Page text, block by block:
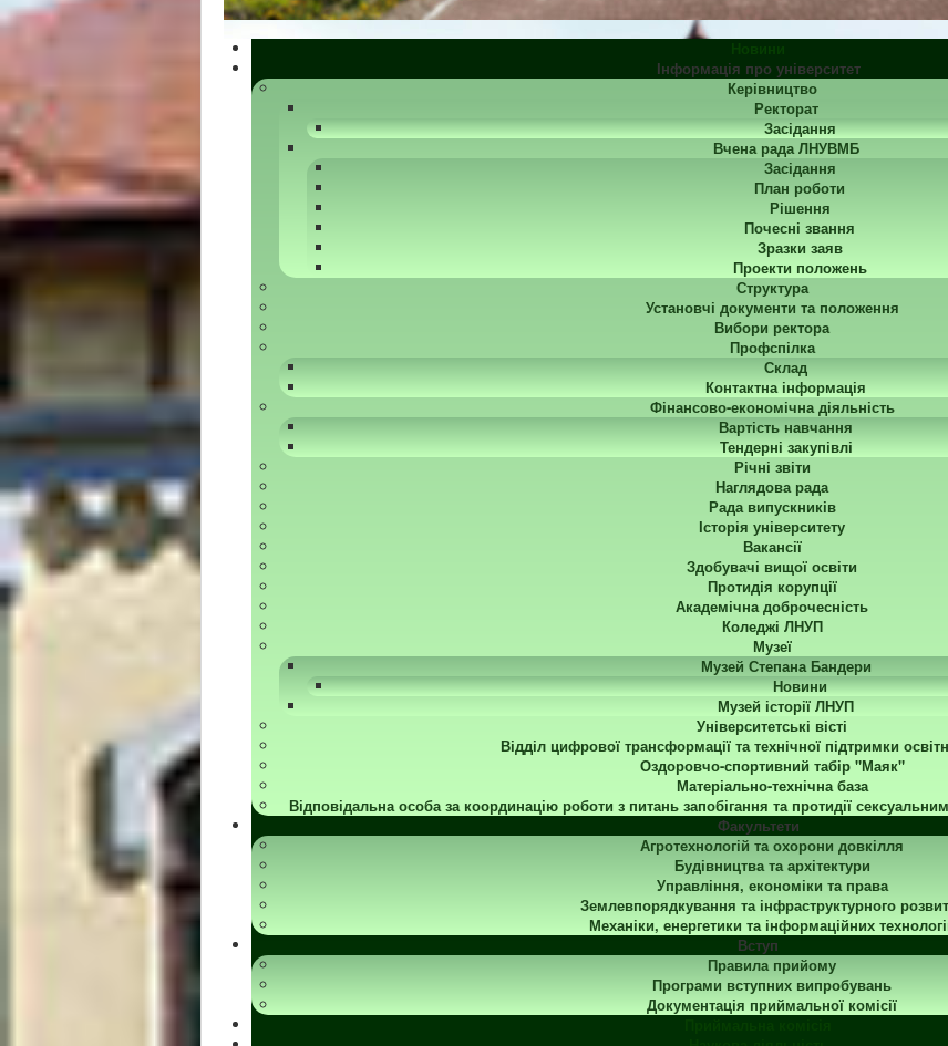
Інформація про університет
Керівництво
Ректорат
Засідання
Вчена рада ЛНУВМБ
Засідання
План роботи
Рішення
Почесні звання
Зразки заяв
Проекти положень
Структура
Установчі документи та положення
Вибори ректора
Профспілка
Склад
Контактна інформація
Фінансово-економічна діяльність
Вартість навчання
Тендерні закупівлі
Річні звіти
Наглядова рада
Рада випускників
Історія університету
Вакансії
Здобувачі вищої освіти
Протидія корупції
Академічна доброчесність
Коледжі ЛНУП
Музеї
Музей Степана Бандери
Новини
Музей історії ЛНУП
Університетські вісті
Відділ цифрової трансформації та технічної підтримки
Оздоровчо-спортивний табір "Маяк"
Матеріально-технічна база
Відповідальна особа за координацію роботи з питань запобігання та протидії
Факультети
Агротехнологій та охорони довкілля
Будівництва та архітектури
Управління, економіки та права
Землевпорядкування та інфраструктурного
Механіки, енергетики та інформаційних
Вступ
Правила прийому
Програми вступних випробувань
Документація приймальної комісії